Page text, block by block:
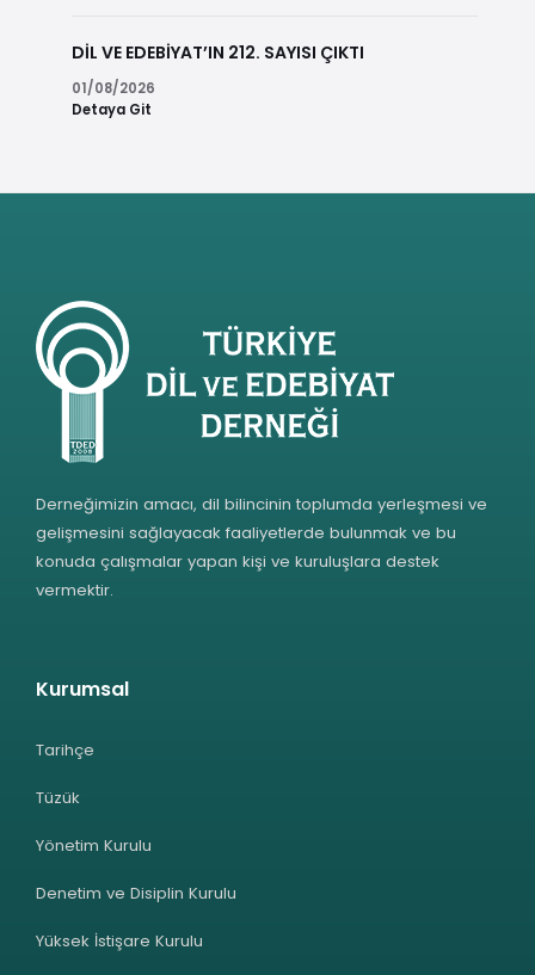
DİL VE EDEBİYAT’IN 212. SAYISI ÇIKTI
01/08/2026
Detaya Git
Derneğimizin amacı, dil bilincinin toplumda yerleşmesi ve
gelişmesini sağlayacak faaliyetlerde bulunmak ve bu
konuda çalışmalar yapan kişi ve kuruluşlara destek
vermektir.
Kurumsal
Tarihçe
Tüzük
Yönetim Kurulu
Denetim ve Disiplin Kurulu
Yüksek İstişare Kurulu